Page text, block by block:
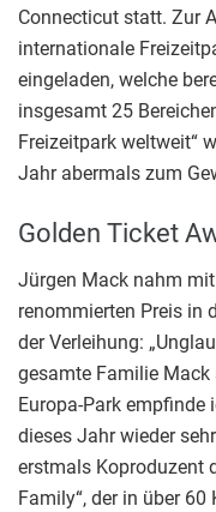
Connecticut statt. Zur
internationale
eingeladen, welche
insgesamt 25
Freizeitpark weltweit“
Jahr abermals zum
Golden Ticket
Jürgen Mack nahm
renommierten Preis in
der Verleihung:
gesamte Familie
Europa-Park empfinde
dieses Jahr wieder
erstmals Koproduzent
Family“, der in über